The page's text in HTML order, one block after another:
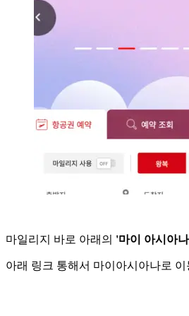
마일리지 바로 아래의 '마이 아시아
아래 링크 통해서 마이아시아나로